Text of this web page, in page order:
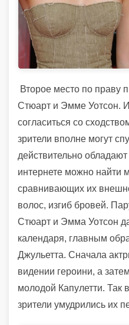
Второе место по праву
Стюарт и Эмме Уотсон.
согласиться со
зрители вполне могут
действительно
интернете можно найти
сравнивающих их
волос, изгиб бровей.
Стюарт и Эмма Уотсон
календаря, главным
Джульетта. Сначала
видении героини, а
молодой Капулетти. Так
зрители умудрились их